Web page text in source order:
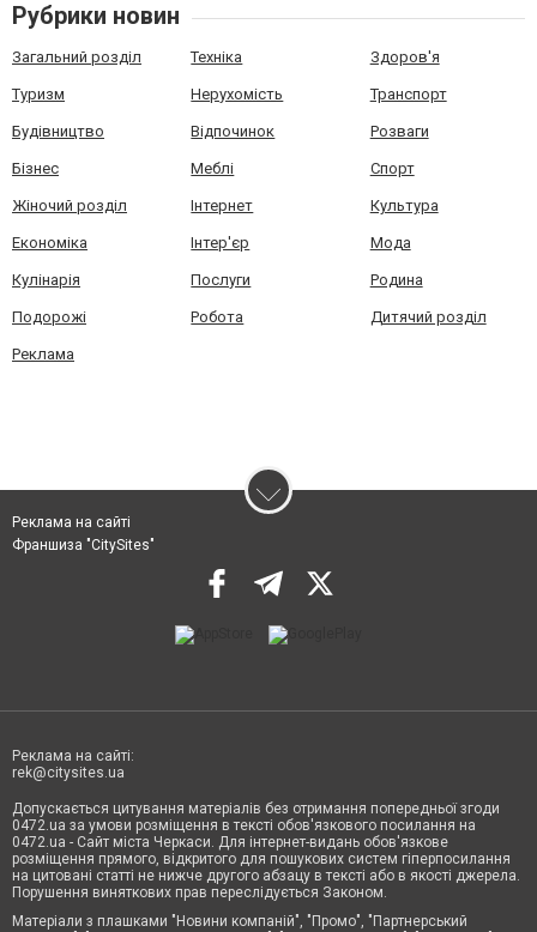
Рубрики новин
Загальний розділ Техніка Здоров'я
Туризм Нерухомість Транспорт
Будівництво Відпочинок Розваги
Бізнес Меблі Спорт
Жіночий розділ Інтернет Культура
Економіка Інтер'єр Мода
Кулінарія Послуги Родина
Подорожі Робота Дитячий розділ
Реклама
Реклама на сайті
Франшиза "CitySites"
Реклама на сайті:
rek@citysites.ua
Допускається цитування матеріалів без отримання попередньої згоди
0472.ua за умови розміщення в тексті обов'язкового посилання на
0472.ua - Сайт міста Черкаси. Для інтернет-видань обов'язкове
розміщення прямого, відкритого для пошукових систем гіперпосилання
на цитовані статті не нижче другого абзацу в тексті або в якості джерела.
Порушення виняткових прав переслідується Законом.
Матеріали з плашками "Новини компаній", "Промо", "Партнерський